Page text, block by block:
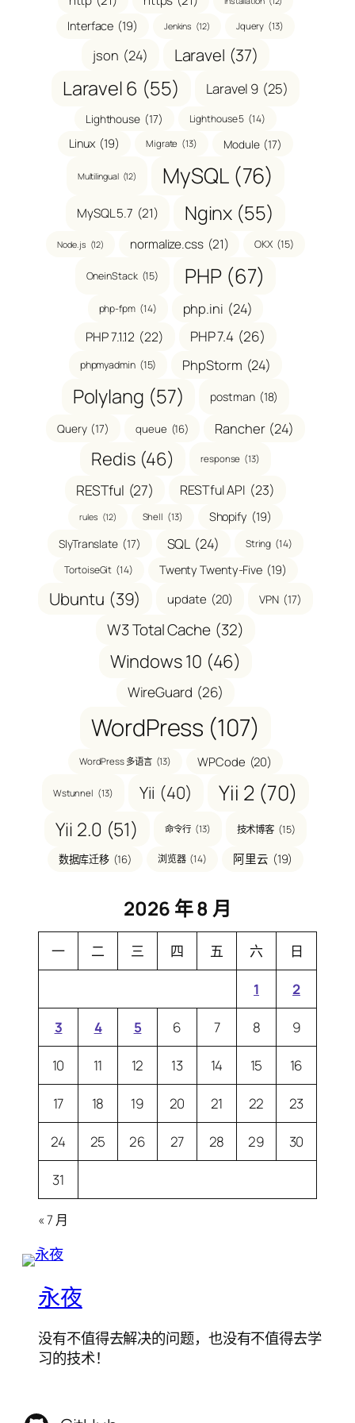
Interface (19) Jenkins (12) Jquery (13)
json (24) Laravel (37)
Laravel 6 (55) Laravel 9 (25)
Lighthouse (17) Lighthouse 5 (14)
Linux (19) Migrate (13) Module (17)
Multilingual (12) MySQL (76)
MySQL 5.7 (21) Nginx (55)
Node.js (12) normalize.css (21) OKX (15)
OneinStack (15) PHP (67)
php-fpm (14) php.ini (24)
PHP 7.1.12 (22) PHP 7.4 (26)
phpmyadmin (15) PhpStorm (24)
Polylang (57) postman (18)
Query (17) queue (16) Rancher (24)
Redis (46) response (13)
RESTful (27) RESTful API (23)
rules (12) Shell (13) Shopify (19)
SlyTranslate (17) SQL (24) String (14)
TortoiseGit (14) Twenty Twenty-Five (19)
Ubuntu (39) update (20) VPN (17)
W3 Total Cache (32)
Windows 10 (46)
WireGuard (26)
WordPress (107)
WordPress 多语言 (13) WPCode (20)
Wstunnel (13) Yii (40) Yii 2 (70)
Yii 2.0 (51) 命令行 (13) 技术博客 (15)
数据库迁移 (16) 浏览器 (14) 阿里云 (19)
2026 年 8 月
一 二 三 四 五 六 日
1 2
3 4 5 6 7 8 9
10 11 12 13 14 15 16
17 18 19 20 21 22 23
24 25 26 27 28 29 30
31
« 7 月
永夜
没有不值得去解决的问题，也没有不值得去学
习的技术！